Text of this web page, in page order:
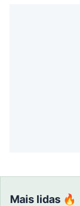
Mais lidas 🔥